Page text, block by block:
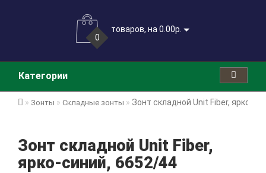
0
товаров, на 0.00р.
Категории
Зонты Складные зонты Зонт складной Unit Fiber, ярко-
Зонт складной Unit Fiber,
ярко-синий, 6652/44